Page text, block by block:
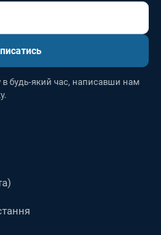
в будь-який час, написавши нам